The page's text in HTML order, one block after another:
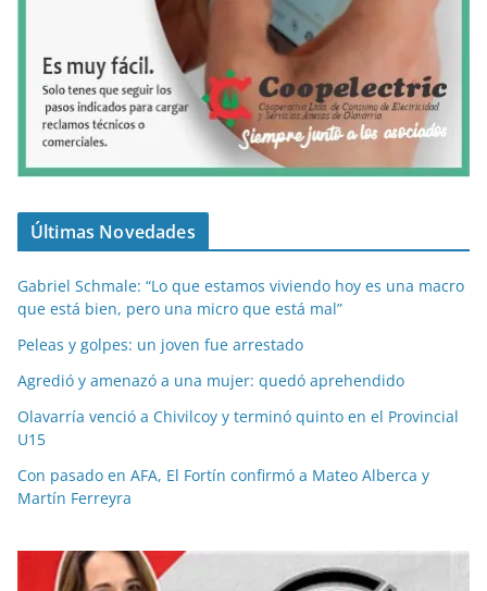
Últimas Novedades
Gabriel Schmale: “Lo que estamos viviendo hoy es una macro
que está bien, pero una micro que está mal”
Peleas y golpes: un joven fue arrestado
Agredió y amenazó a una mujer: quedó aprehendido
Olavarría venció a Chivilcoy y terminó quinto en el Provincial
U15
Con pasado en AFA, El Fortín confirmó a Mateo Alberca y
Martín Ferreyra